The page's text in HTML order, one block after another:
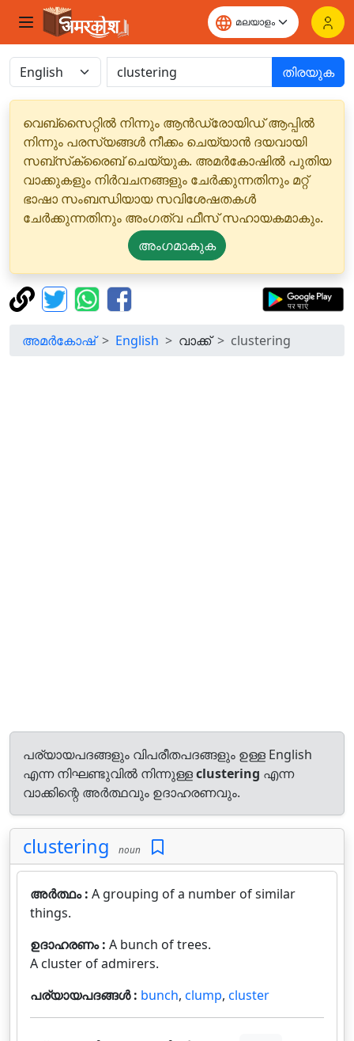
തിരയുക
വെബ്‌സൈറ്റിൽ നിന്നും ആൻഡ്രോയിഡ് ആപ്പിൽ
നിന്നും പരസ്യങ്ങൾ നീക്കം ചെയ്യാൻ ദയവായി
സബ്‌സ്‌ക്രൈബ് ചെയ്യുക. അമർകോഷിൽ പുതിയ
വാക്കുകളും നിർവചനങ്ങളും ചേർക്കുന്നതിനും മറ്റ്
ഭാഷാ സംബന്ധിയായ സവിശേഷതകൾ
ചേർക്കുന്നതിനും അംഗത്വ ഫീസ് സഹായകമാകും.
അംഗമാകുക
അമർകോഷ് English വാക്ക് clustering
പര്യായപദങ്ങളും വിപരീതപദങ്ങളും ഉള്ള English
എന്ന നിഘണ്ടുവിൽ നിന്നുള്ളclustering എന്ന
വാക്കിന്റെ അർത്ഥവും ഉദാഹരണവും.
clustering noun
അർത്ഥം : A grouping of a number of similar
things.
ഉദാഹരണം : A bunch of trees.
A cluster of admirers.
പര്യായപദങ്ങൾ : bunch, clump, cluster